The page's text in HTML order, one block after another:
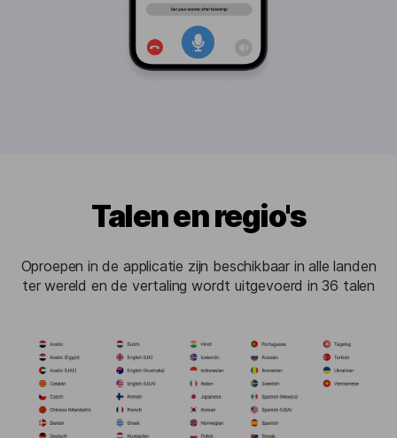
Talen en regio's
Oproepen in de applicatie zijn beschikbaar in alle landen
ter wereld en de vertaling wordt uitgevoerd in 36 talen